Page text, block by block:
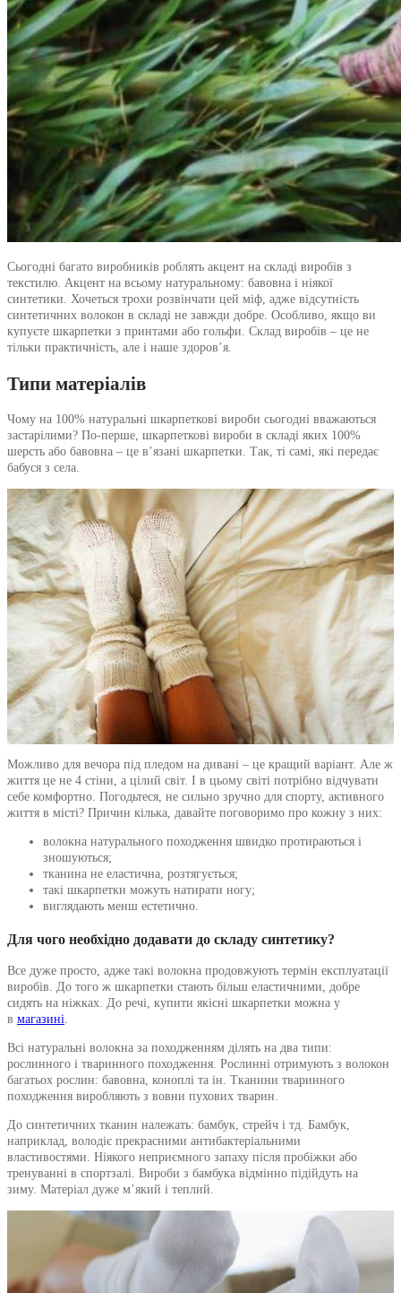
Сьогодні багато виробників роблять акцент на складі виробів з
текстилю. Акцент на всьому натуральному: бавовна і ніякої
синтетики. Хочеться трохи розвінчати цей міф, адже відсутність
синтетичних волокон в складі не завжди добре. Особливо, якщо ви
купуєте шкарпетки з принтами або гольфи. Склад виробів – це не
тільки практичність, але і наше здоров’я.
Типи матеріалів
Чому на 100% натуральні шкарпеткові вироби сьогодні вважаються
застарілими? По-перше, шкарпеткові вироби в складі яких 100%
шерсть або бавовна – це в’язані шкарпетки. Так, ті самі, які передає
бабуся з села.
Можливо для вечора під пледом на дивані – це кращий варіант. Але ж
життя це не 4 стіни, а цілий світ. І в цьому світі потрібно відчувати
себе комфортно. Погодьтеся, не сильно зручно для спорту, активного
життя в місті? Причин кілька, давайте поговоримо про кожну з них:
волокна натурального походження швидко протираються і
зношуються;
тканина не еластична, розтягується;
такі шкарпетки можуть натирати ногу;
виглядають менш естетично.
Для чого необхідно додавати до складу синтетику?
Все дуже просто, адже такі волокна продовжують термін експлуатації
виробів. До того ж шкарпетки стають більш еластичними, добре
сидять на ніжках. До речі, купити якісні шкарпетки можна у
в магазині
Всі натуральні волокна за походженням ділять на два типи:
рослинного і тваринного походження. Рослинні отримують з волокон
багатьох рослин: бавовна, коноплі та ін. Тканини тваринного
походження виробляють з вовни пухових тварин.
До синтетичних тканин належать: бамбук, стрейч і тд. Бамбук,
наприклад, володіє прекрасними антибактеріальними
властивостями. Ніякого неприємного запаху після пробіжки або
тренуванні в спортзалі. Вироби з бамбука відмінно підійдуть на
зиму. Матеріал дуже м’який і теплий.